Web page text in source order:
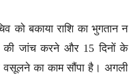
को बकाया राशि का भुगतान न
की जांच करने और 15 दिनों के
वसूलने का काम सौंपा है। अगली